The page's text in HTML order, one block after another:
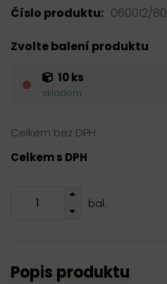
Číslo produktu: 060012/80
Zvolte balení produktu
10 ks
skladem
Celkem bez DPH
Celkem s DPH
bal.
Popis produktu